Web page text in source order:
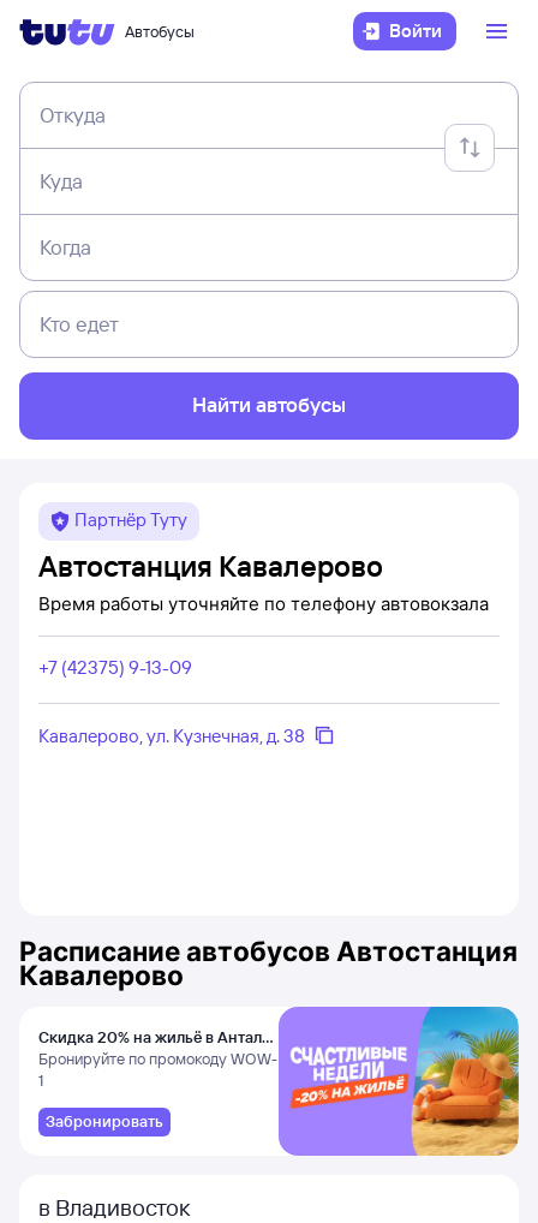
Автобусы Войти
Откуда
Куда
Когда
Кто едет
Найти автобусы
Партнёр Туту
Автостанция Кавалерово
Время работы уточняйте по телефону автовокзала
+7 (42375) 9-13-09
Кавалерово, ул. Кузнечная, д. 38
Расписание автобусов Автостанция
Кавалерово
Скидка 20% на жильё в Анталье
и Даламане
Бронируйте по промокоду WOW-
1
Забронировать
в Владивосток